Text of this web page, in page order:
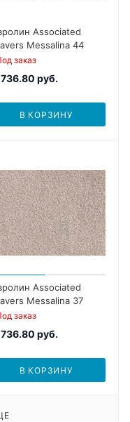
Associated
Messalina 44
заказ
736.80 руб.
В КОРЗИНУ
Associated
Messalina 37
заказ
736.80 руб.
В КОРЗИНУ